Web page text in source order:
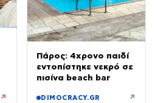
↗
Πάρος: 4χρονο παιδί
εντοπίστηκε νεκρό σε
πισίνα beach bar
DIMOCRACY.GR ↗